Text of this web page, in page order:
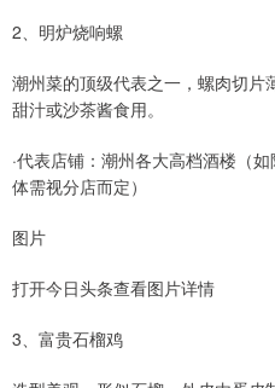
2、明炉烧响螺
潮州菜的顶级代表之一，螺肉切片
甜汁或沙茶酱食用。
·代表店铺：潮州各大高档酒楼（
体需视分店而定）
图片
打开今日头条查看图片详情
3、富贵石榴鸡